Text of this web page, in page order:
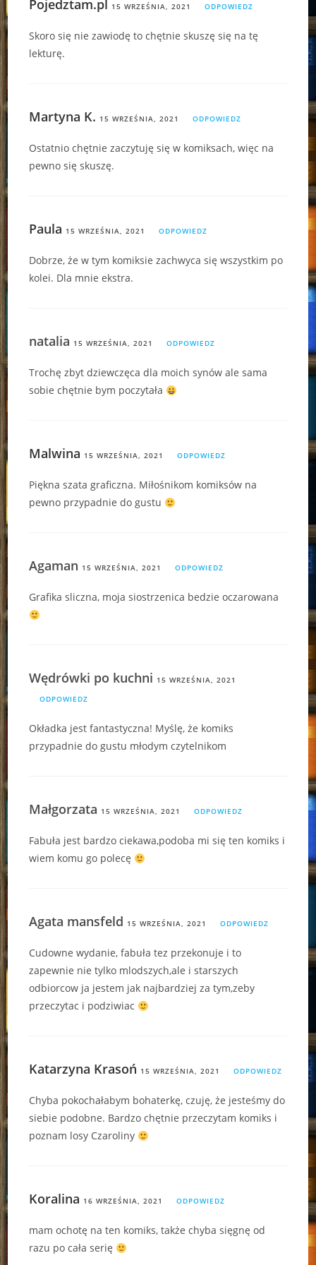
Pojedztam.pl 15 WRZEŚNIA, 2021 ODPOWIEDZ
Skoro się nie zawiodę to chętnie skuszę się na tę
lekturę.
Martyna K. 15 WRZEŚNIA, 2021 ODPOWIEDZ
Ostatnio chętnie zaczytuję się w komiksach, więc na
pewno się skuszę.
Paula 15 WRZEŚNIA, 2021 ODPOWIEDZ
Dobrze, że w tym komiksie zachwyca się wszystkim po
kolei. Dla mnie ekstra.
natalia 15 WRZEŚNIA, 2021 ODPOWIEDZ
Trochę zbyt dziewczęca dla moich synów ale sama
sobie chętnie bym poczytała
Malwina 15 WRZEŚNIA, 2021 ODPOWIEDZ
Piękna szata graficzna. Miłośnikom komiksów na
pewno przypadnie do gustu
Agaman 15 WRZEŚNIA, 2021 ODPOWIEDZ
Grafika sliczna, moja siostrzenica bedzie oczarowana
Wędrówki po kuchni 15 WRZEŚNIA, 2021
ODPOWIEDZ
Okładka jest fantastyczna! Myślę, że komiks
przypadnie do gustu młodym czytelnikom
Małgorzata 15 WRZEŚNIA, 2021 ODPOWIEDZ
Fabuła jest bardzo ciekawa,podoba mi się ten komiks i
wiem komu go polecę
Agata mansfeld 15 WRZEŚNIA, 2021 ODPOWIEDZ
Cudowne wydanie, fabuła tez przekonuje i to
zapewnie nie tylko mlodszych,ale i starszych
odbiorcow ja jestem jak najbardziej za tym,zeby
przeczytac i podziwiac
Katarzyna Krasoń 15 WRZEŚNIA, 2021 ODPOWIEDZ
Chyba pokochałabym bohaterkę, czuję, że jesteśmy do
siebie podobne. Bardzo chętnie przeczytam komiks i
poznam losy Czaroliny
Koralina 16 WRZEŚNIA, 2021 ODPOWIEDZ
mam ochotę na ten komiks, także chyba sięgnę od
razu po cała serię